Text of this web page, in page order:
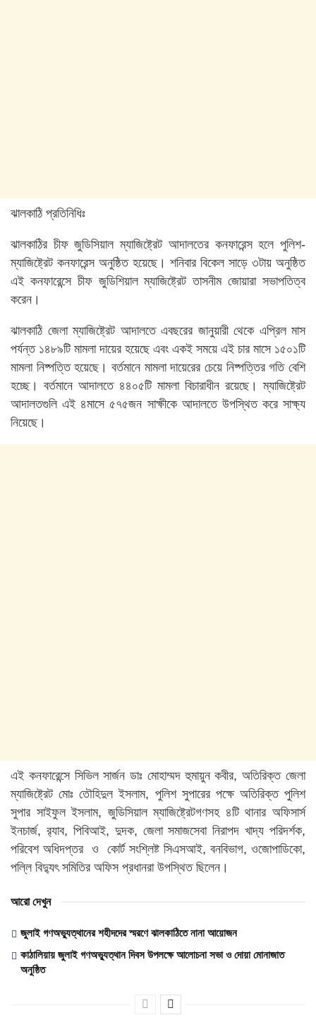
ঝালকাঠি প্রতিনিধিঃ
ঝালকাঠির চীফ জুডিসিয়াল ম্যাজিষ্ট্রেট আদালতের কনফারেন্স হলে পুলিশ-
ম্যাজিষ্ট্রেট কনফারেন্স অনুষ্ঠিত হয়েছে। শনিবার বিকেল সাড়ে ৩টায় অনুষ্ঠিত
এই কনফারেন্সে চীফ জুডিশিয়াল ম্যাজিষ্ট্রেট তাসনীম জোয়ারা সভাপতিত্ব
করেন।
ঝালকাঠি জেলা ম্যাজিষ্ট্রেট আদালতে এবছরের জানুয়ারী থেকে এপ্রিল মাস
পর্যন্ত ১৪৮৯টি মামলা দায়ের হয়েছে এবং একই সময়ে এই চার মাসে ১৫০১টি
মামলা নিষ্পত্তি হয়েছে। বর্তমানে মামলা দায়েরের চেয়ে নিষ্পত্তির গতি বেশি
হচ্ছে। বর্তমানে আদালতে ৪৪০৫টি মামলা বিচারাধীন রয়েছে। ম্যাজিষ্ট্রেট
আদালতগুলি এই ৪মাসে ৫৭৫জন সাক্ষীকে আদালতে উপস্থিত করে সাক্ষ্য
নিয়েছে।
এই কনফারেন্সে সিভিল সার্জন ডাঃ মোহাম্মদ হুমায়ুন কবীর, অতিরিক্ত জেলা
ম্যাজিষ্ট্রেট মোঃ তৌহিদুল ইসলাম, পুলিশ সুপারের পক্ষে অতিরিক্ত পুলিশ
সুপার সাইফুল ইসলাম, জুডিসিয়াল ম্যাজিষ্ট্রেটগণসহ ৪টি থানার অফিসার্স
ইনচার্জ, র‌্যাব, পিবিআই, দুদক, জেলা সমাজসেবা নিরাপদ খাদ্য পরিদর্শক,
পরিবেশ অধিদপ্তর ও কোর্ট সংশ্লিষ্ট সিএসআই, বনবিভাগ, ওজোপাডিকো,
পল্লি বিদ্যুৎ সমিতির অফিস প্রধানরা উপস্থিত ছিলেন।
আরো দেখুন
জুলাই গণঅভ্যুত্থানের শহীদদের স্মরণে ঝালকাঠিতে নানা আয়োজন
কাঠালিয়ায় জুলাই গণঅভ্যুত্থান দিবস উপলক্ষে আলোচনা সভা ও দোয়া মোনাজাত
অনুষ্ঠিত